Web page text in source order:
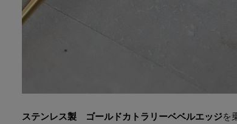
ステンレス製 ゴールドカトラリーベベルエッジを